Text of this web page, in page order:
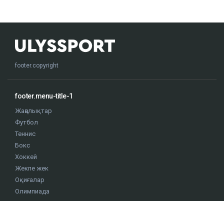
footer.copyright
footer.menu-title-1
Жаңалықтар
Футбол
Теннис
Бокс
Хоккей
Жекпе жек
Оқиғалар
Олимпиада